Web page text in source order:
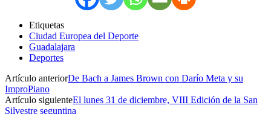
Etiquetas
Ciudad Europea del Deporte
Guadalajara
Deportes
Artículo anteriorDe Bach a James Brown con Darío Meta y su
ImproPiano
Artículo siguienteEl lunes 31 de diciembre, VIII Edición de la San
Silvestre seguntina